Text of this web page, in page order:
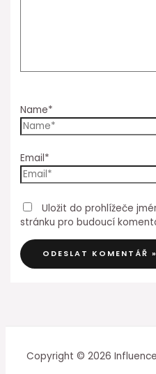
Name*
Email*
Uložit do prohlížeče
stránku pro budoucí
Copyright © 2026